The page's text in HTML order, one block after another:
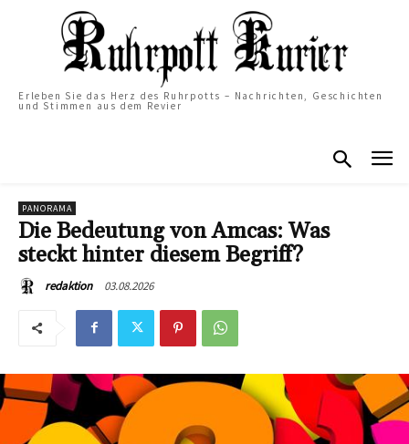
Erleben Sie das Herz des Ruhrpotts – Nachrichten, Geschichten
und Stimmen aus dem Revier
PANORAMA
Die Bedeutung von Amcas: Was
steckt hinter diesem Begriff?
redaktion 03.08.2026